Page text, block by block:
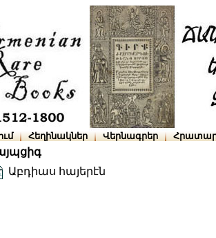
Հեղինակներ Վերնագրեր
Աբդիաս հայերէն